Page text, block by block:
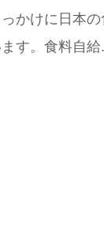
かけに日本
す。食料自給